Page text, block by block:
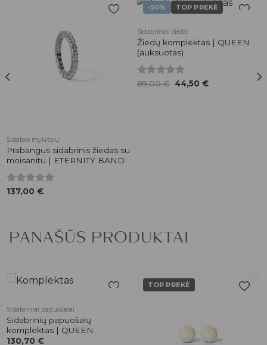
Sidabro mylėtojui
Prabangus sidabrinis žiedas su
moisanitu | ETERNITY BAND
Įvertinimas:
137,00 €
-50% TOP PREKĖ
patikusios
Sidabriniai žiedai
Žiedų komplektas | QUEEN
(auksuotas)
Įvertinimas:
89,00€ Original
price
44,50€Current
PANAŠŪS PRODUKTAI
Sidabriniai papuošalai
Sidabrinių papuošalų
komplektas | QUEEN
130,70 €
TOP PREKĖ